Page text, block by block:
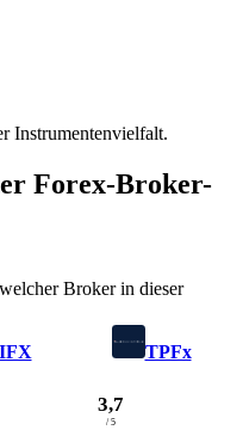
Instrumentenvielfalt.
Forex-Broker-
Broker in dieser
TPFx
3,7
/ 5